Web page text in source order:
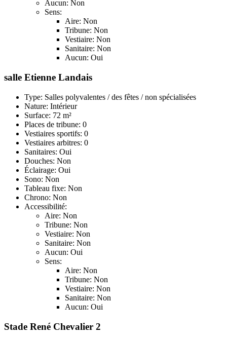
Aucun: Non
Sens:
Aire: Non
Tribune: Non
Vestiaire: Non
Sanitaire: Non
Aucun: Oui
salle Etienne Landais
Type: Salles polyvalentes / des fêtes / non spécialisées
Nature: Intérieur
Surface: 72 m²
Places de tribune: 0
Vestiaires sportifs: 0
Vestiaires arbitres: 0
Sanitaires: Oui
Douches: Non
Éclairage: Oui
Sono: Non
Tableau fixe: Non
Chrono: Non
Accessibilité:
Aire: Non
Tribune: Non
Vestiaire: Non
Sanitaire: Non
Aucun: Oui
Sens:
Aire: Non
Tribune: Non
Vestiaire: Non
Sanitaire: Non
Aucun: Oui
Stade René Chevalier 2